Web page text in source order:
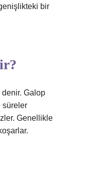
bir
denir. Galop
süreler
Genellikle